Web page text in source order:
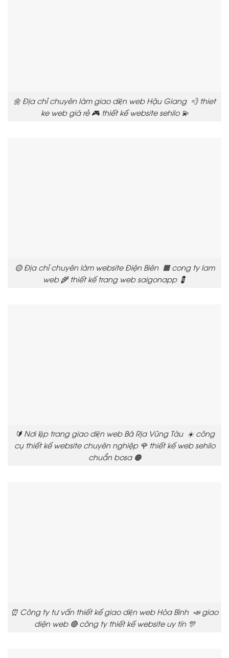
🌼 Địa chỉ chuyên làm giao diện web Hậu Giang 💨 thiet
ke web giá rẻ 🎮 thiết kế website sehilo 💫
🟡 Địa chỉ chuyên làm website Điện Biên 🟧 cong ty lam
web 🌾 thiết kế trang web saigonapp 💈
🔰 Nơi lập trang giao diện web Bà Rịa Vũng Tàu ☀️ công
cụ thiết kế website chuyên nghiệp 🌹 thiết kế web sehilo
chuẩn bosa 🟠
⏰ Công ty tư vấn thiết kế giao diện web Hòa Bình 📣 giao
diện web 🔴 công ty thiết kế website uy tín 🎊